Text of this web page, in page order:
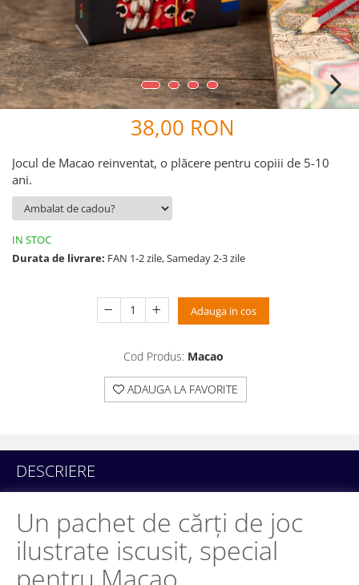
9 Ani
10 Ani
11 - 14 Ani
14+ Ani
Colecția Păcălici
38,00 RON
Jocul de Macao reinventat, o plăcere pentru copiii de 5-10
ani.
IN STOC
Durata de livrare: FAN 1-2 zile, Sameday 2-3 zile
Adauga in cos
Cod Produs: Macao
ADAUGA LA FAVORITE
DESCRIERE
Un pachet de cărți de joc
ilustrate iscusit, special